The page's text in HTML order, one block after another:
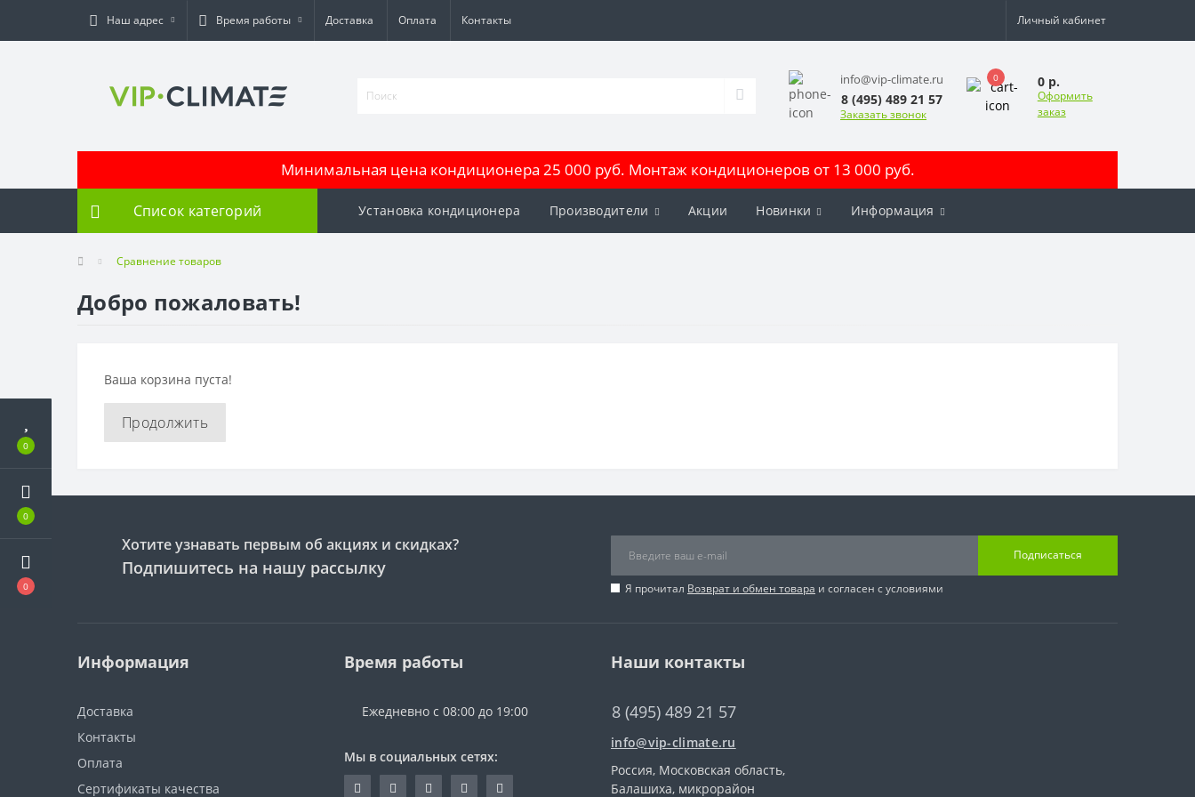
0
0
0
Наш адрес Время работы Доставка Оплата Контакты Личный кабинет
info@vip-climate.ru
8 (495) 489 21 57
Заказать звонок
0 0 р.
Оформить
заказ
Минимальная цена кондиционера 25 000 руб. Монтаж кондиционеров от 13 000 руб.
Список категорий Установка кондиционера Производители Акции Новинки Информация
Сравнение товаров
Добро пожаловать!
Ваша корзина пуста!
Продолжить
Хотите узнавать первым об акциях и скидках?
Подпишитесь на нашу рассылку
Подписаться
Я прочитал Возврат и обмен товара и согласен с условиями
Информация
Доставка
Контакты
Оплата
Сертификаты качества
Время работы
Ежедневно с 08:00 до 19:00
Мы в социальных сетях:
Наши контакты
8 (495) 489 21 57
info@vip-climate.ru
Россия, Московская область,
Балашиха, микрорайон